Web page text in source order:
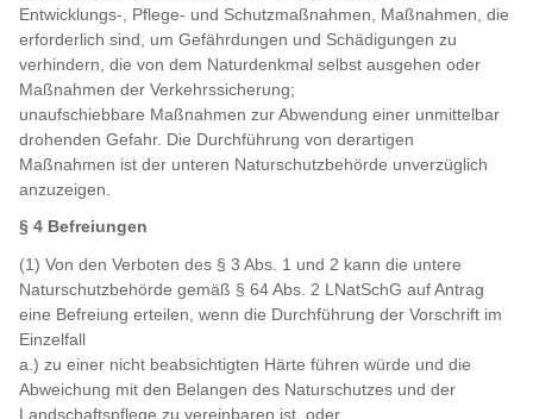
Entwicklungs-, Pflege- und Schutzmaßnahmen, Maßnahmen, die
erforderlich sind, um Gefährdungen und Schädigungen zu
verhindern, die von dem Naturdenkmal selbst ausgehen oder
Maßnahmen der Verkehrssicherung;
unaufschiebbare Maßnahmen zur Abwendung einer unmittelbar
drohenden Gefahr. Die Durchführung von derartigen
Maßnahmen ist der unteren Naturschutzbehörde unverzüglich
anzuzeigen.
§ 4 Befreiungen
(1) Von den Verboten des § 3 Abs. 1 und 2 kann die untere
Naturschutzbehörde gemäß § 64 Abs. 2 LNatSchG auf Antrag
eine Befreiung erteilen, wenn die Durchführung der Vorschrift im
Einzelfall
a.) zu einer nicht beabsichtigten Härte führen würde und die
Abweichung mit den Belangen des Naturschutzes und der
Landschaftspflege zu vereinbaren ist, oder